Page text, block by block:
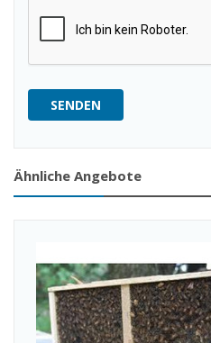
SENDEN
Ähnliche Angebote